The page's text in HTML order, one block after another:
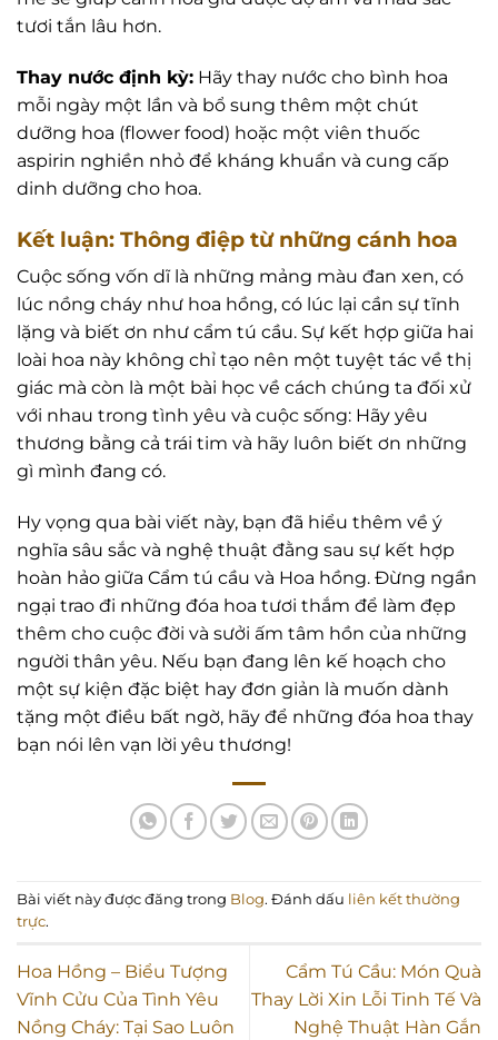
tươi tắn lâu hơn.
Thay nước định kỳ: Hãy thay nước cho bình hoa
mỗi ngày một lần và bổ sung thêm một chút
dưỡng hoa (flower food) hoặc một viên thuốc
aspirin nghiền nhỏ để kháng khuẩn và cung cấp
dinh dưỡng cho hoa.
Kết luận: Thông điệp từ những cánh hoa
Cuộc sống vốn dĩ là những mảng màu đan xen, có
lúc nồng cháy như hoa hồng, có lúc lại cần sự tĩnh
lặng và biết ơn như cẩm tú cầu. Sự kết hợp giữa hai
loài hoa này không chỉ tạo nên một tuyệt tác về thị
giác mà còn là một bài học về cách chúng ta đối xử
với nhau trong tình yêu và cuộc sống: Hãy yêu
thương bằng cả trái tim và hãy luôn biết ơn những
gì mình đang có.
Hy vọng qua bài viết này, bạn đã hiểu thêm về ý
nghĩa sâu sắc và nghệ thuật đằng sau sự kết hợp
hoàn hảo giữa Cẩm tú cầu và Hoa hồng. Đừng ngần
ngại trao đi những đóa hoa tươi thắm để làm đẹp
thêm cho cuộc đời và sưởi ấm tâm hồn của những
người thân yêu. Nếu bạn đang lên kế hoạch cho
một sự kiện đặc biệt hay đơn giản là muốn dành
tặng một điều bất ngờ, hãy để những đóa hoa thay
bạn nói lên vạn lời yêu thương!
Bài viết này được đăng trong Blog. Đánh dấu liên kết thường
trực.
Hoa Hồng – Biểu Tượng
Vĩnh Cửu Của Tình Yêu
Nồng Cháy: Tại Sao Luôn
Cẩm Tú Cầu: Món Quà
Thay Lời Xin Lỗi Tinh Tế Và
Nghệ Thuật Hàn Gắn